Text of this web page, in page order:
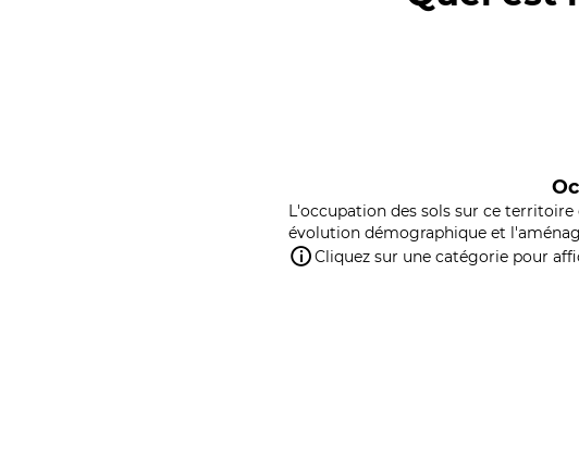
L'occupation des sols sur ce
évolution démographique et
Cliquez sur une catégorie pour